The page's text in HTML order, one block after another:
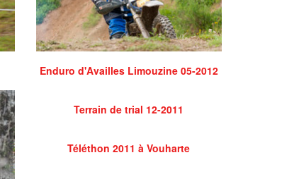
Enduro d'Availles Limouzine 05-2012
Terrain de trial 12-2011
Téléthon 2011 à Vouharte